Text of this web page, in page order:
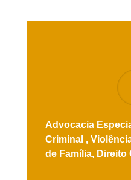
Advocacia
Criminal ,
de Família, Direito